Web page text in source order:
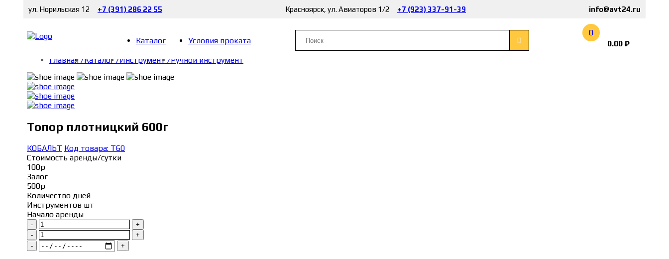
ул. Норильская 12 +7 (391) 286 22 55 Красноярск, ул. Авиаторов 1/2 +7 (923) 337-91-39 info@avt24.ru
Каталог Условия проката
0
0.00₽
Главная /Каталог /Инструмент /Ручной инструмент
Топор плотницкий 600г
КОБАЛЬТ Код товара: Т60
Стоимость аренды/сутки
100р
Залог
500р
Количество дней
Инструментов шт
Начало аренды
-
+
-
+
-
+